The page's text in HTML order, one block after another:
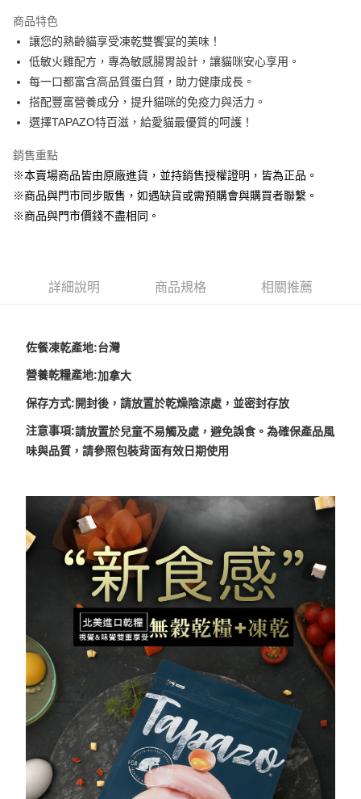
Apple Pay
街口支付
悠遊付
Google Pay
ATM付款
【7-11】取貨付款1500免運
每筆NT$80，滿NT$1,500(含以上)免運費
【7-11】取貨1500免運
每筆NT$60，滿NT$1,500(含以上)免運費
宅配【全館滿1500免運】
【宅配-貨到付款】1500免運
每筆NT$115，滿NT$1,500(含以上)免運費
商品特色
讓您的熟齡貓享受凍乾雙饗宴的美味！
低敏火雞配方，專為敏感腸胃設計，讓貓咪安心享用。
每一口都富含高品質蛋白質，助力健康成長。
搭配豐富營養成分，提升貓咪的免疫力與活力。
選擇TAPAZO特百滋，給愛貓最優質的呵護！
銷售重點
※本賣場商品皆由原廠進貨，並持銷售授權證明，皆為正品。
※商品與門市同步販售，如遇缺貨或需預購會與購買者聯繫。
※商品與門市價錢不盡相同。
詳細說明 商品規格 相關推薦
佐餐凍乾產地:台灣
營養乾糧產地:加拿大
保存方式:開封後，請放置於乾燥陰涼處，並密封存放
注意事項:請放置於兒童不易觸及處，避免誤食。為確保產品風
味與品質，請參照包裝背面有效日期使用